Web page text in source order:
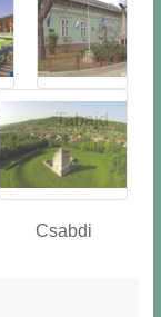
Tabajd
Csabdi